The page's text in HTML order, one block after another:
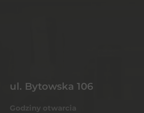
ul. Bytowska 106
Godziny otwarcia